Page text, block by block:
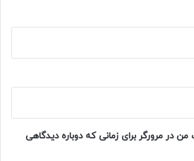
در مرورگر برای زمانی که دوباره دیدگاهی